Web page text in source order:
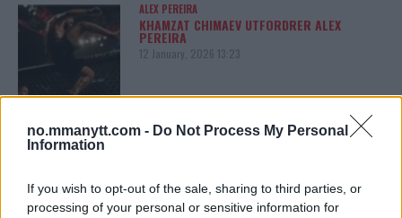
no.mmanytt.com - Do Not Process My Personal
Information
If you wish to opt-out of the sale, sharing to third parties, or
processing of your personal or sensitive information for
ALEX PEREIRA
KHAMZAT CHIMAEV UTFORDRER ALEX
PEREIRA
12 January, 2026 13:23
ISLAM MAKHACHEV